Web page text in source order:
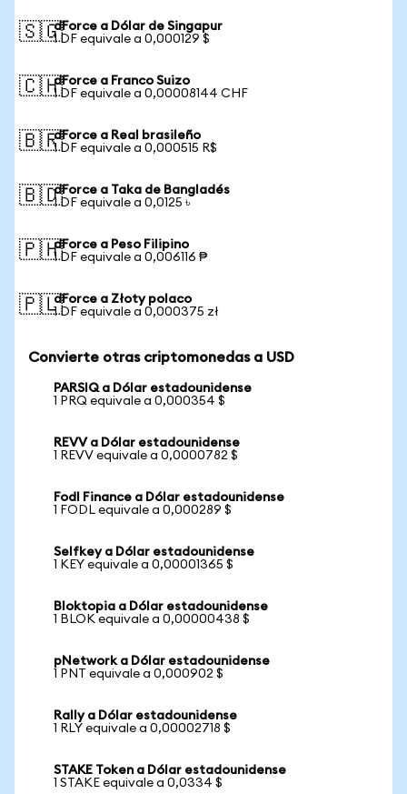
🇸🇬dForce a Dólar de Singapur
1 DF equivale a 0,000129 $
🇨🇭dForce a Franco Suizo
1 DF equivale a 0,00008144 CHF
🇧🇷dForce a Real brasileño
1 DF equivale a 0,000515 R$
🇧🇩dForce a Taka de Bangladés
1 DF equivale a 0,0125 ৳
🇵🇭dForce a Peso Filipino
1 DF equivale a 0,006116 ₱
🇵🇱dForce a Złoty polaco
1 DF equivale a 0,000375 zł
Convierte otras criptomonedas a USD
PARSIQ a Dólar estadounidense
1 PRQ equivale a 0,000354 $
REVV a Dólar estadounidense
1 REVV equivale a 0,0000782 $
Fodl Finance a Dólar estadounidense
1 FODL equivale a 0,000289 $
Selfkey a Dólar estadounidense
1 KEY equivale a 0,00001365 $
Bloktopia a Dólar estadounidense
1 BLOK equivale a 0,00000438 $
pNetwork a Dólar estadounidense
1 PNT equivale a 0,000902 $
Rally a Dólar estadounidense
1 RLY equivale a 0,00002718 $
STAKE Token a Dólar estadounidense
1 STAKE equivale a 0,0334 $